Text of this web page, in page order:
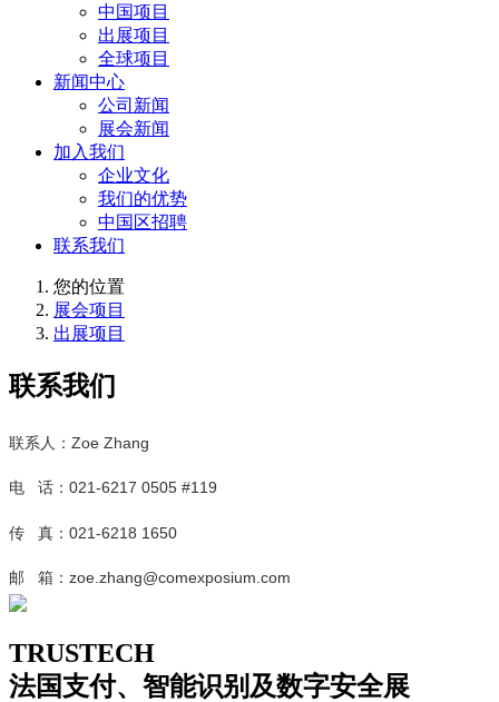
中国项目
出展项目
全球项目
新闻中心
公司新闻
展会新闻
加入我们
企业文化
我们的优势
中国区招聘
联系我们
您的位置
展会项目
出展项目
联系我们
联系人：Zoe Zhang
电 话：021-6217 0505 #119
传 真：021-6218 1650
邮 箱：zoe.zhang@comexposium.com
TRUSTECH
法国支付、智能识别及数字安全展